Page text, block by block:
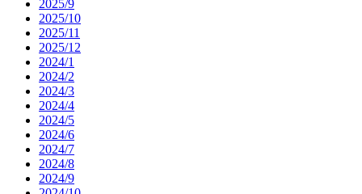
2025/9
2025/10
2025/11
2025/12
2024/1
2024/2
2024/3
2024/4
2024/5
2024/6
2024/7
2024/8
2024/9